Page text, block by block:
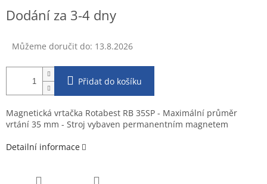
cena:
Dodání za 3-4 dny
Můžeme doručit do: 13.8.2026
Přidat do košíku
Magnetická vrtačka Rotabest RB 35SP - Maximální průměr
vrtání 35 mm - Stroj vybaven permanentním magnetem
Detailní informace